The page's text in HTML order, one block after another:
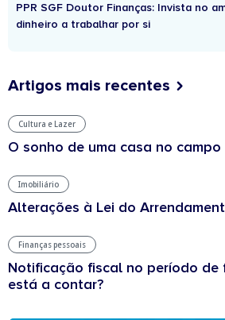
PPR SGF Doutor Finanças: Invista no
dinheiro a trabalhar por si
Artigos mais recentes
Cultura e Lazer
O sonho de uma casa no campo
Imobiliário
Alterações à Lei do
Finanças pessoais
Notificação fiscal no período de
está a contar?